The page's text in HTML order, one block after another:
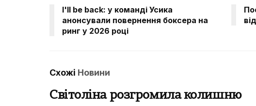
I'll be back: у команді Усика
анонсували повернення боксера на
ринг у 2026 році
Схожі Новини
Світоліна розгромила колишню